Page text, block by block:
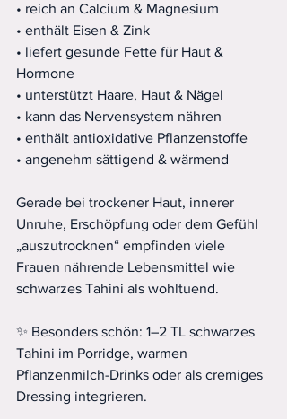
• reich an Calcium & Magnesium
• enthält Eisen & Zink
• liefert gesunde Fette für Haut &
Hormone
• unterstützt Haare, Haut & Nägel
• kann das Nervensystem nähren
• enthält antioxidative Pflanzenstoffe
• angenehm sättigend & wärmend
Gerade bei trockener Haut, innerer
Unruhe, Erschöpfung oder dem Gefühl
„auszutrocknen“ empfinden viele
Frauen nährende Lebensmittel wie
schwarzes Tahini als wohltuend.
✨ Besonders schön: 1–2 TL schwarzes
Tahini im Porridge, warmen
Pflanzenmilch-Drinks oder als cremiges
Dressing integrieren.